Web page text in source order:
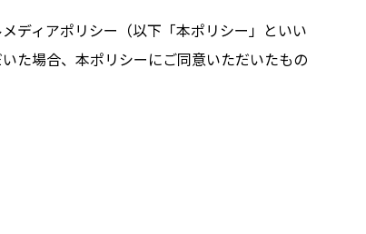
ディアポリシー（以下「本ポリシー」といい
た場合、本ポリシーにご同意いただいたもの